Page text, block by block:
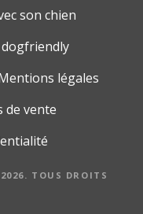
son chien
légales
de vente
TOUS DROITS